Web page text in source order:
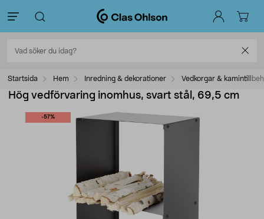
Startsida Hem Inredning & dekorationer Vedkorgar &
Hög vedförvaring inomhus, svart stål, 69,5 cm
-57%